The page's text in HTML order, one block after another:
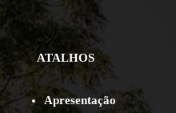
ATALHOS
Apresentação